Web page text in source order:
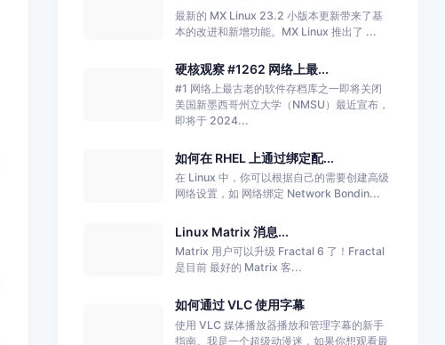
最新的 MX Linux 23.2 小版本更新带来了基
本的改进和新增功能。MX Linux 推出了 ...
硬核观察 #1262 网络上最...
#1 网络上最古老的软件存档库之一即将关闭
美国新墨西哥州立大学（NMSU）最近宣布，
即将于 2024...
如何在 RHEL 上通过绑定配...
在 Linux 中，你可以根据自己的需要创建高级
网络设置，如 网络绑定 Network Bondin...
Linux Matrix 消息...
Matrix 用户可以升级 Fractal 6 了！Fractal
是目前 最好的 Matrix 客...
如何通过 VLC 使用字幕
使用 VLC 媒体播放器播放和管理字幕的新手
指南。我是一个超级动漫迷，如果你想观看最